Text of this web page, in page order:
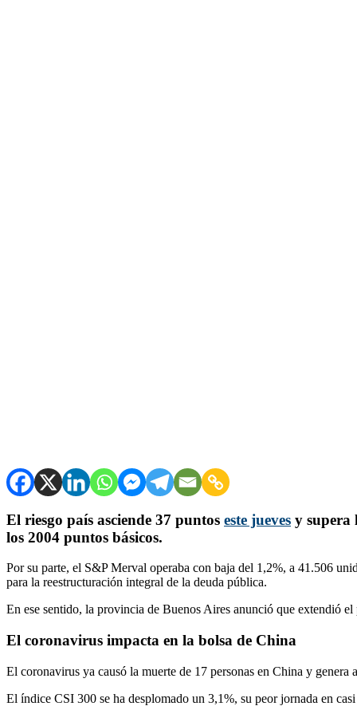
El riesgo país asciende 37 puntos este jueves y supera
los 2004 puntos básicos.
Por su parte, el S&P Merval operaba con baja del 1,2%, a 41.506
para la reestructuración integral de la deuda pública.
En ese sentido, la provincia de Buenos Aires anunció que extendió
El coronavirus impacta en la bolsa de China
El coronavirus ya causó la muerte de 17 personas en China y
El índice CSI 300 se ha desplomado un 3,1%, su peor jornada en